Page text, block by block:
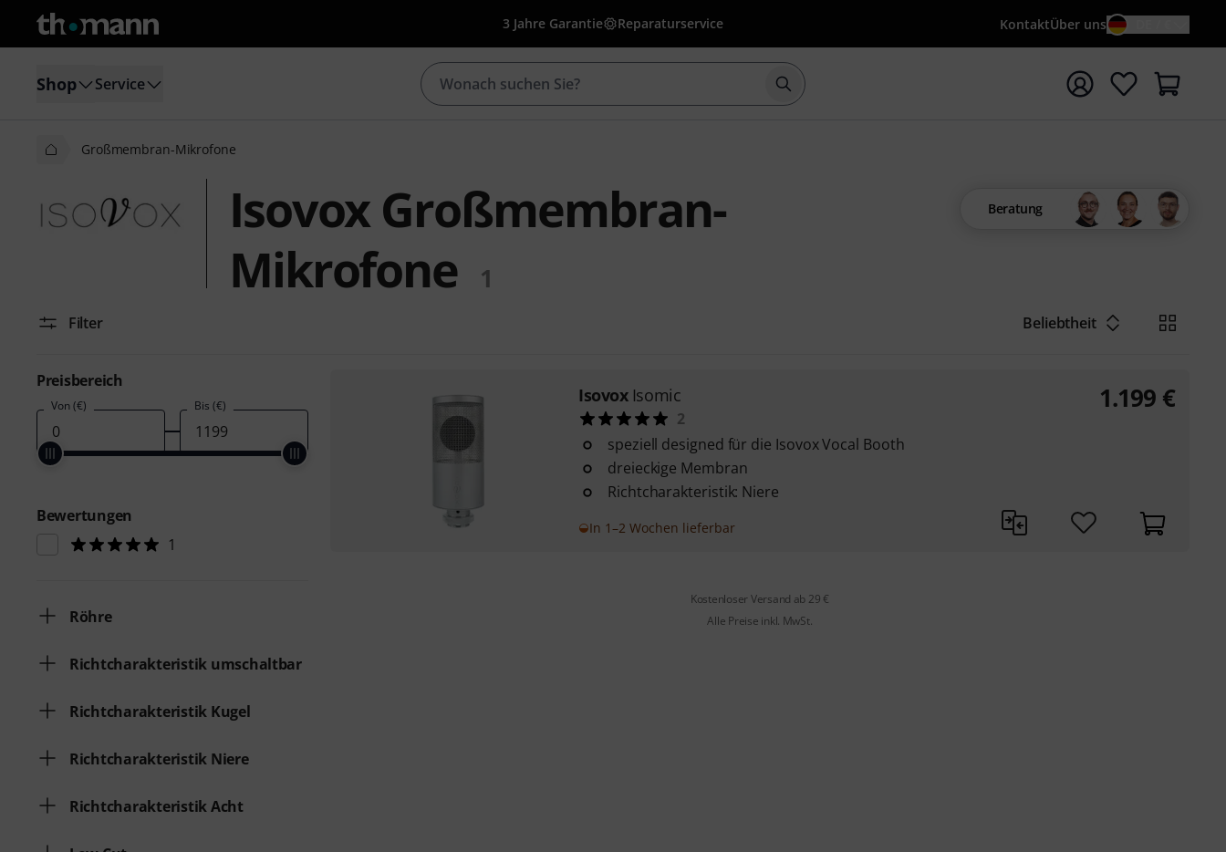
3 Jahre Garantie Reparaturservice KontaktÜber uns
Shop Service Suche mit Suchwort {searchTerm} starten
Großmembran-Mikrofone
Isovox Großmembran-
Mikrofone
1
Beratung
Filter Beliebtheit
Preisbereich
Von (€) Bis (€)
Bewertungen
1
Röhre
Richtcharakteristik umschaltbar
Richtcharakteristik Kugel
Richtcharakteristik Niere
Richtcharakteristik Acht
Isovox Isomic
2
speziell designed für die Isovox Vocal Booth
dreieckige Membran
Richtcharakteristik: Niere
In 1–2 Wochen lieferbar
1.199 €
Kostenloser Versand ab 29 €
Alle Preise inkl. MwSt.